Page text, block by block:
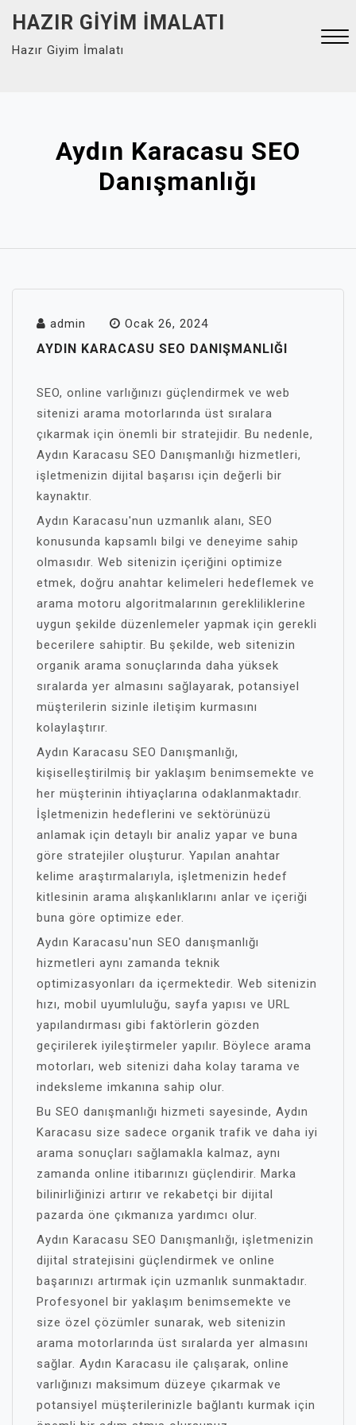
content
HAZIR GIYIM İMALATI
Hazır Giyim İmalatı
Aydın Karacasu SEO
Danışmanlığı
admin Ocak 26, 2024
AYDIN KARACASU SEO DANIŞMANLIĞI
SEO, online varlığınızı güçlendirmek ve web
sitenizi arama motorlarında üst sıralara
çıkarmak için önemli bir stratejidir. Bu nedenle,
Aydın Karacasu SEO Danışmanlığı hizmetleri,
işletmenizin dijital başarısı için değerli bir
kaynaktır.
Aydın Karacasu'nun uzmanlık alanı, SEO
konusunda kapsamlı bilgi ve deneyime sahip
olmasıdır. Web sitenizin içeriğini optimize
etmek, doğru anahtar kelimeleri hedeflemek ve
arama motoru algoritmalarının gerekliliklerine
uygun şekilde düzenlemeler yapmak için gerekli
becerilere sahiptir. Bu şekilde, web sitenizin
organik arama sonuçlarında daha yüksek
sıralarda yer almasını sağlayarak, potansiyel
müşterilerin sizinle iletişim kurmasını
kolaylaştırır.
Aydın Karacasu SEO Danışmanlığı,
kişiselleştirilmiş bir yaklaşım benimsemekte ve
her müşterinin ihtiyaçlarına odaklanmaktadır.
İşletmenizin hedeflerini ve sektörünüzü
anlamak için detaylı bir analiz yapar ve buna
göre stratejiler oluşturur. Yapılan anahtar
kelime araştırmalarıyla, işletmenizin hedef
kitlesinin arama alışkanlıklarını anlar ve içeriği
buna göre optimize eder.
Aydın Karacasu'nun SEO danışmanlığı
hizmetleri aynı zamanda teknik
optimizasyonları da içermektedir. Web sitenizin
hızı, mobil uyumluluğu, sayfa yapısı ve URL
yapılandırması gibi faktörlerin gözden
geçirilerek iyileştirmeler yapılır. Böylece arama
motorları, web sitenizi daha kolay tarama ve
indeksleme imkanına sahip olur.
Bu SEO danışmanlığı hizmeti sayesinde, Aydın
Karacasu size sadece organik trafik ve daha iyi
arama sonuçları sağlamakla kalmaz, aynı
zamanda online itibarınızı güçlendirir. Marka
bilinirliğinizi artırır ve rekabetçi bir dijital
pazarda öne çıkmanıza yardımcı olur.
Aydın Karacasu SEO Danışmanlığı, işletmenizin
dijital stratejisini güçlendirmek ve online
başarınızı artırmak için uzmanlık sunmaktadır.
Profesyonel bir yaklaşım benimsemekte ve
size özel çözümler sunarak, web sitenizin
arama motorlarında üst sıralarda yer almasını
sağlar. Aydın Karacasu ile çalışarak, online
varlığınızı maksimum düzeye çıkarmak ve
potansiyel müşterilerinizle bağlantı kurmak için